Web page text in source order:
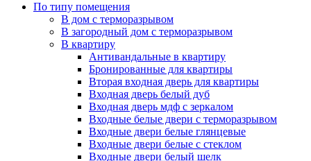
По типу помещения
В дом с терморазрывом
В загородный дом с терморазрывом
В квартиру
Антивандальные в квартиру
Бронированные для квартиры
Вторая входная дверь для квартиры
Входная дверь белый дуб
Входная дверь мдф с зеркалом
Входные белые двери с терморазрывом
Входные двери белые глянцевые
Входные двери белые с стеклом
Входные двери белый шелк